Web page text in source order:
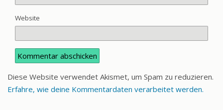
Website
Diese Website verwendet Akismet, um Spam zu reduzieren.
Erfahre, wie deine Kommentardaten verarbeitet werden.